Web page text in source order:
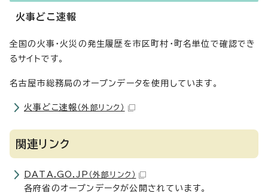
火事どこ速報
全国の火事・火災の発生履歴を市区町村・町名単位で確認でき
るサイトです。
名古屋市総務局のオープンデータを使用しています。
火事どこ速報 （外部リンク）
関連リンク
DATA.GO.JP （外部リンク）
各府省のオープンデータが公開されています。